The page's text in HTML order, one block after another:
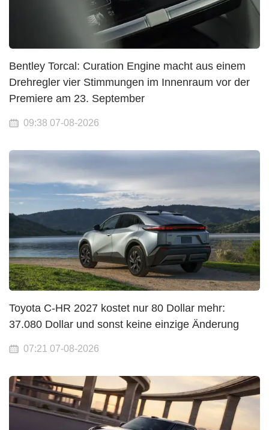
Bentley Torcal: Curation Engine macht aus einem
Drehregler vier Stimmungen im Innenraum vor der
Premiere am 23. September
09:38 07-08-2026
Toyota C-HR 2027 kostet nur 80 Dollar mehr:
37.080 Dollar und sonst keine einzige Änderung
07:21 07-08-2026